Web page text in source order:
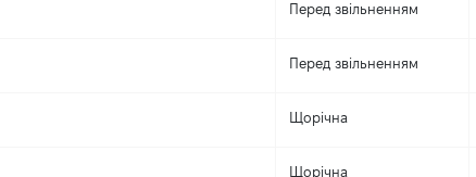
Перед звільненням
Перед звільненням
Щорічна
Щорічна